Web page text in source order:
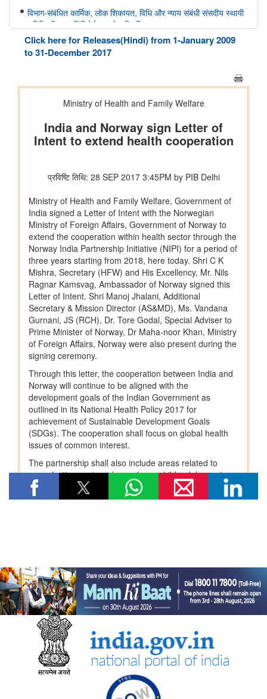
विभाग-संबंधित कार्मिक, लोक शिकायत, विधि और न्याय संबंधी संसदीय स्थायी
समिति की 166वीं रिपोर्ट पर प्रेस विज्ञप्ति
विभाग-संबंधित कार्मिक, लोक शिकायत, विधि और न्याय संबंधी संसदीय स्थायी
समिति की 165वीं रिपोर्ट पर प्रेस विज्ञप्ति
विभाग-संबंधित विज्ञान तथा प्रौद्योगिकी, पर्यावरण, वन और जलवायु परिवर्तन
संबंधी संसदीय स्थायी समिति की 412वीं रिपोर्ट पर प्रेस विज्ञप्ति
विभाग-संबंधित विज्ञान तथा प्रौद्योगिकी, पर्यावरण, वन और जलवायु परिवर्तन
स्वास्थ्य और परिवार कल्याण संबंधी संसदीय स्थायी समिति की 175वीं, 176
वीं, 177 वीं रिपोर्ट पर प्रेस विज्ञप्ति
प्रेस विज्ञप्ति
राज्यसभा के सभापति द्वारा ऐतिहासिक भारत छोड़ो आंदोलन की 84वीं वर्षगांठ
पर दिए गए भाषण का मूल पाठ
आयुष
आयुर्वेद पर्यटन के लिए केरल एक वैश्विक केंद्र के रूप में
आयुष औषधियों का मानकीकरण
महिलाओं के लिए आयुष स्वास्थ्य सेवाओं की प्रगति
जनजातीय क्षेत्रों में आयुष स्वास्थ्य सेवाएं
सोवा-रिग्पा को वैश्विक स्तर पर मान्यता प्राप्त साक्ष्य-आधारित स्वास्थ्य सेवा
प्रणाली के रूप में उभरना चाहिए: केंद्रीय मंत्री श्री प्रतापराव जाधव
कृषि एवं किसान कल्‍याण मंत्रालय
विषय: मानव-जनित भूमि क्षरण के कारण कृषि उपज में हानि
विषय- एग्रीस्टैक और डिजिटल कृषि मिशन का कार्यान्वयन
विषय- किसान उत्पादक संगठनों (एफपीओ) का गठन
विषय: राष्ट्रीय खाद्य तेल मिशन तिलहन (एनएमईओ-तिलहन) का क्रियान्वयन
विषय: तिलहन एवं दलहन के उत्पादन को बढ़ाने के लिए उठाए गए कदम
विषय: राष्ट्रीय मधुमक्खी पालन और शहद मिशन (एनबीएचएम) का
क्रियान्वयन
वाणिज्‍य एवं उद्योग मंत्रालय
डीजीएफटी, 'सोर्स फ्रॉम इंडिया' फीचर के माध्यम से डीपीआईआईटी-मान्यता
प्राप्त स्टार्टअप्स को वैश्विक व्यापार पारिस्थितिकी तंत्र से जोड़ता है
नई दिल्ली में आधुनिकीकरण और औद्योगिक सहयोग पर भारत-रूस कार्य समूह
के 12वें सत्र का आयोजन
जेम ने सार्वजनिक खरीद में बदलाव लाने का एक दशक पूरा किया, कुल जीएमवी
20 लाख करोड़ रुपये से ज्यादा हुआ
Click here for Releases(Hindi) from 1-January 2009
to 31-December 2017